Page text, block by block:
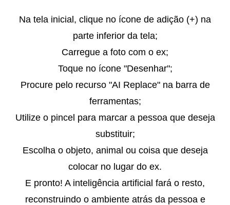
Na tela inicial, clique no ícone de adição (+) na
parte inferior da tela;
Carregue a foto com o ex;
Toque no ícone "Desenhar";
Procure pelo recurso "AI Replace" na barra de
ferramentas;
Utilize o pincel para marcar a pessoa que deseja
substituir;
Escolha o objeto, animal ou coisa que deseja
colocar no lugar do ex.
E pronto! A inteligência artificial fará o resto,
reconstruindo o ambiente atrás da pessoa e